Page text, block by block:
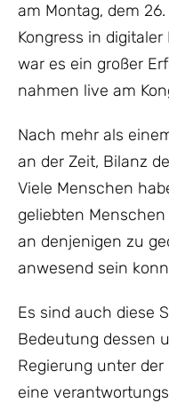
am Montag, dem
Kongress in
war es ein großer
nahmen live am
Nach mehr als
an der Zeit, Bilanz
Viele Menschen
geliebten
an denjenigen zu
anwesend sein
Es sind auch diese
Bedeutung dessen
Regierung unter
eine